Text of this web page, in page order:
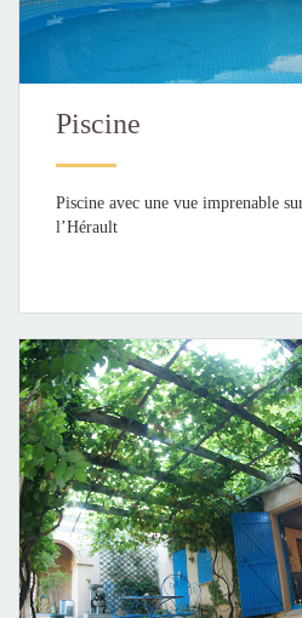
Piscine
Piscine avec une vue imprenable
l’Hérault